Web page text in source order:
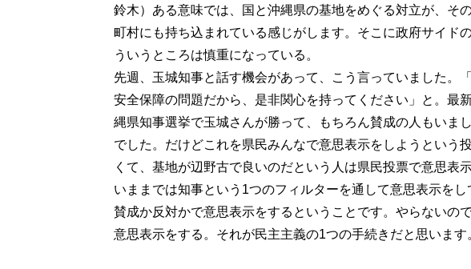
鈴木）ある意味では、国と沖縄県の基地をめぐる対立が、そ
町村にも持ち込まれている感じがします。そこに政府サイド
ういうところは慎重になっている。
先週、玉城知事と話す機会があって、こう言っていました。
安全保障の問題だから、是非関心を持ってください」と。最
縄県知事選挙で玉城さんが勝って、もちろん賛成の人もいま
でした。だけどこれを県民みんなで意思表示をしようという
くて、基地が辺野古で良いのだという人は県民投票で意思表
いままでは知事という1つのフィルターを通して意思表示を
賛成か反対かで意思表示をするということです。やらないの
意思表示をする。それが民主主義の1つの手続きだと思います